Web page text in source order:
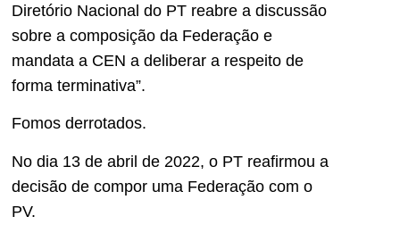
Diretório Nacional do PT reabre a discussão
sobre a composição da Federação e
mandata a CEN a deliberar a respeito de
forma terminativa”.
Fomos derrotados.
No dia 13 de abril de 2022, o PT reafirmou a
decisão de compor uma Federação com o
PV.